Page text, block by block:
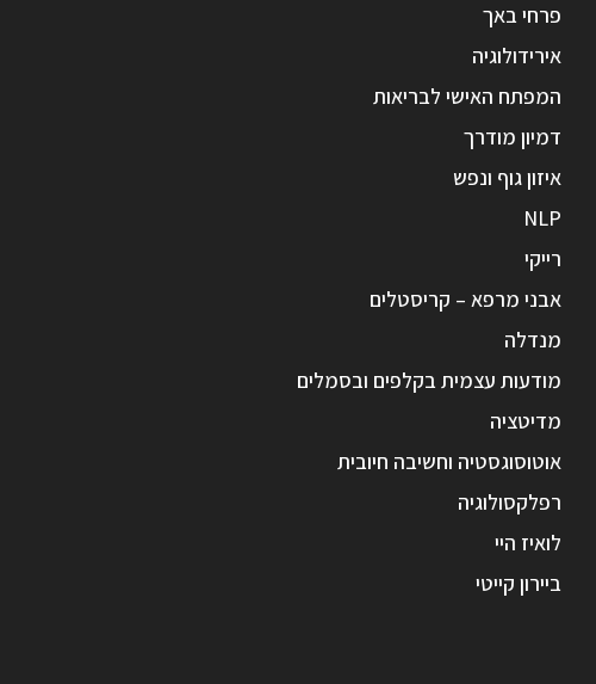
פרחי באך
אירידולוגיה
המפתח האישי לבריאות
דמיון מודרך
איזון גוף ונפש
NLP
רייקי
אבני מרפא – קריסטלים
מנדלה
מודעות עצמית בקלפים ובסמלים
מדיטציה
אוטוסוגסטיה וחשיבה חיובית
רפלקסולוגיה
לואיז היי
ביירון קייטי